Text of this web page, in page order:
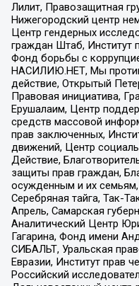
Лилит, Правозащитная
Нижегородский центр
Центр гендерных
граждан Штаб, Институт
Фонд борьбы с
НАСИЛИЮ.НЕТ, Мы
действие, Открытый
Правовая инициатива,
Ерушалаим, Центр
средств массовой
прав заключенных,
движений, Центр
Действие,
защиты прав граждан,
осужденным и их
Серебряная тайга, Так-
Апрель, Самарская
Аналитический Центр
Гагарина, Фонд имени
СИБАЛЬТ, Уральская
Евразии, Институт прав
Российский